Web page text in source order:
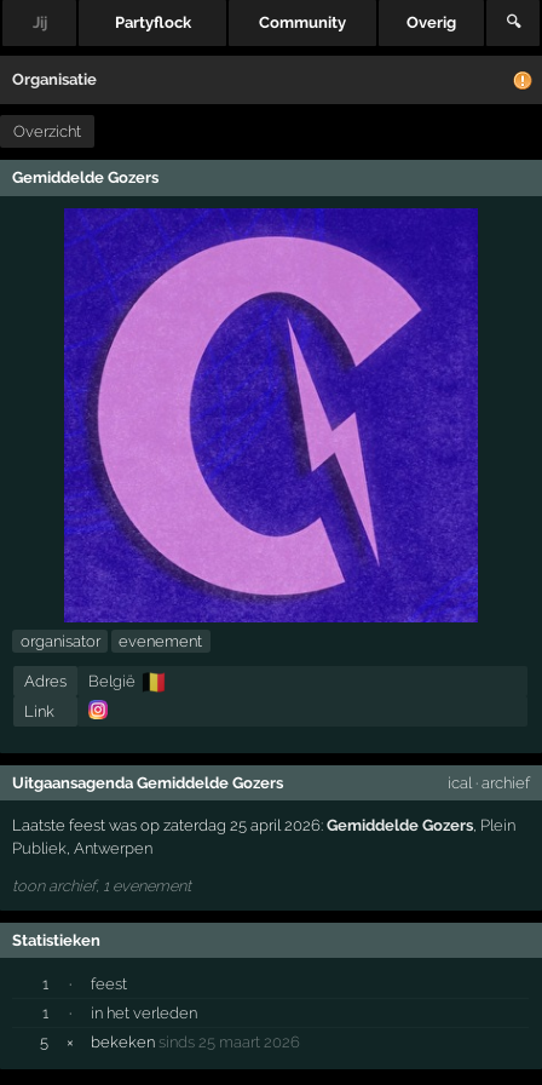
Jij Partyflock Community Overig 🔍
Organisatie
Overzicht
Gemiddelde Gozers
organisator evenement
Adres België 🇧🇪
Link
Uitgaansagenda Gemiddelde Gozers ical· archief
Laatste feest was op zaterdag 25 april 2026:Gemiddelde Gozers Plein
Publiek ,Antwerpen
toon archief, 1 evenement
Statistieken
1 ·
feest
1
·
in het verleden
5
× bekeken sinds 25 maart 2026